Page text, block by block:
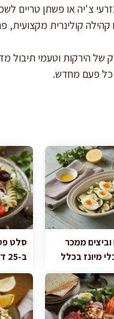
צ'יה או פשתן טריים
קולינרית מקצועית,
של הירקות וטעמי
כל פעם מחדש.
ממכר
סלט
ב-25 דקות ולמקרר)